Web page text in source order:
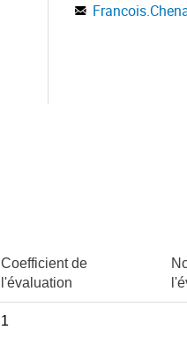
Coefficient de
l'évaluation
1